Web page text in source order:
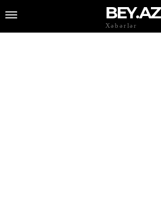
BEY.AZ
Xəbərlər